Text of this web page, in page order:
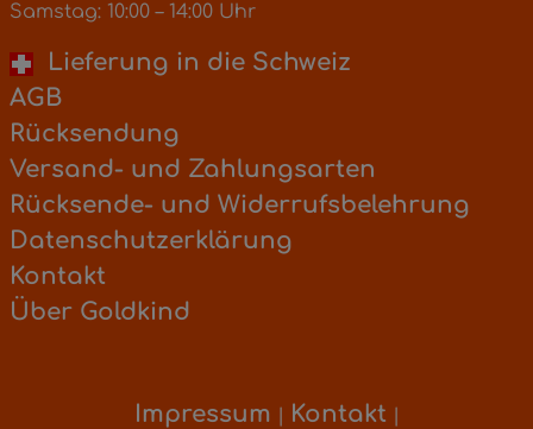
Samstag: 10:00 – 14:00 Uhr
Lieferung in die Schweiz
AGB
Rücksendung
Versand- und Zahlungsarten
Rücksende- und Widerrufsbelehrung
Datenschutzerklärung
Kontakt
Über Goldkind
Impressum Kontakt